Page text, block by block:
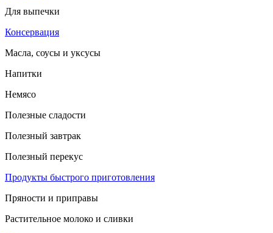
Для выпечки
Консервация
Масла, соусы и уксусы
Напитки
Немясо
Полезные сладости
Полезный завтрак
Полезный перекус
Продукты быстрого приготовления
Пряности и приправы
Растительное молоко и сливки